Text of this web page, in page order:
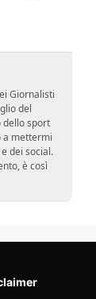
Giornalisti
del
dello sport
a mettermi
dei social.
è così